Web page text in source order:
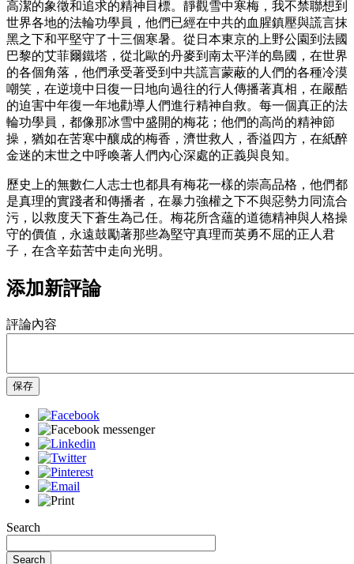
高潔的象徵和追求的精神目標。靜觀雪中寒梅，我不禁聯想到
世界各地的法輪功學員，他們已經在中共的血腥鎮壓與謊言抹
黑之下和平堅守了十三個寒暑。從日本東京的上野公園到法國
巴黎的艾菲爾鐵塔，從北歐的丹麥到南太平洋的島國，在世界
的各個角落，他們承受著受到中共謊言蒙蔽的人們的各種冷漠
嘲笑，在逆境中日復一日地向過往的行人傳播著真相，在嚴酷
的迫害中年復一年地勸導人們進行精神自救。每一個真正的法
輪功學員，都像那冰雪中盛開的梅花；他們的高尚的精神節
操，猶如在苦寒中釀成的梅香，濟世救人，香溢四方，在紙醉
金迷的末世之中呼喚著人們內心深處的正義與良知。
歷史上的無數仁人志士也都具有梅花一樣的崇高品格，他們都
是真理的實踐者和傳播者，在暴力強權之下不與惡勢力同流合
污，以救度天下蒼生為己任。梅花所含蘊的道德精神與人格操
守的價值，永遠鼓勵著那些為堅守真理而英勇不屈的正人君
子，在含辛茹苦中走向光明。
添加新評論
評論內容
保存
Search
Search